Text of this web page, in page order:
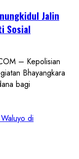
Jalin
Sosial
– Kepolisian
Bhayangkara
bagi
di